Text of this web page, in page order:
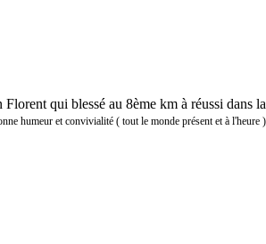
qui blessé au 8ème km à réussi dans
humeur et convivialité ( tout le monde présent et à l'heure )